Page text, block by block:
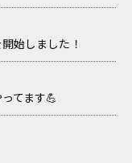
始しました！
てます💪